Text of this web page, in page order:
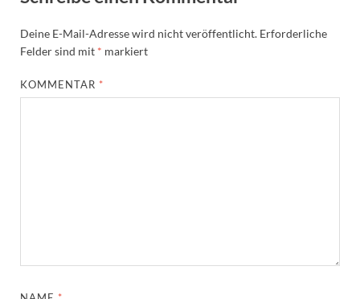
Deine E-Mail-Adresse wird nicht veröffentlicht. Erforderliche
Felder sind mit * markiert
KOMMENTAR *